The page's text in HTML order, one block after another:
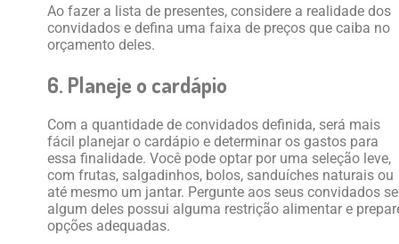
Ao fazer a lista de presentes, considere a realidade dos
convidados e defina uma faixa de preços que caiba no
orçamento deles.
6. Planeje o cardápio
Com a quantidade de convidados definida, será mais
fácil planejar o cardápio e determinar os gastos para
essa finalidade. Você pode optar por uma seleção leve,
com frutas, salgadinhos, bolos, sanduíches naturais ou
até mesmo um jantar. Pergunte aos seus convidados se
algum deles possui alguma restrição alimentar e
opções adequadas.